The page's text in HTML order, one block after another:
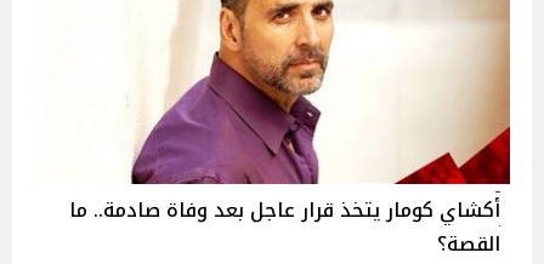
أكشاي كومار يتخذ قرار عاجل بعد وفاة صادمة.. ما
القصة؟